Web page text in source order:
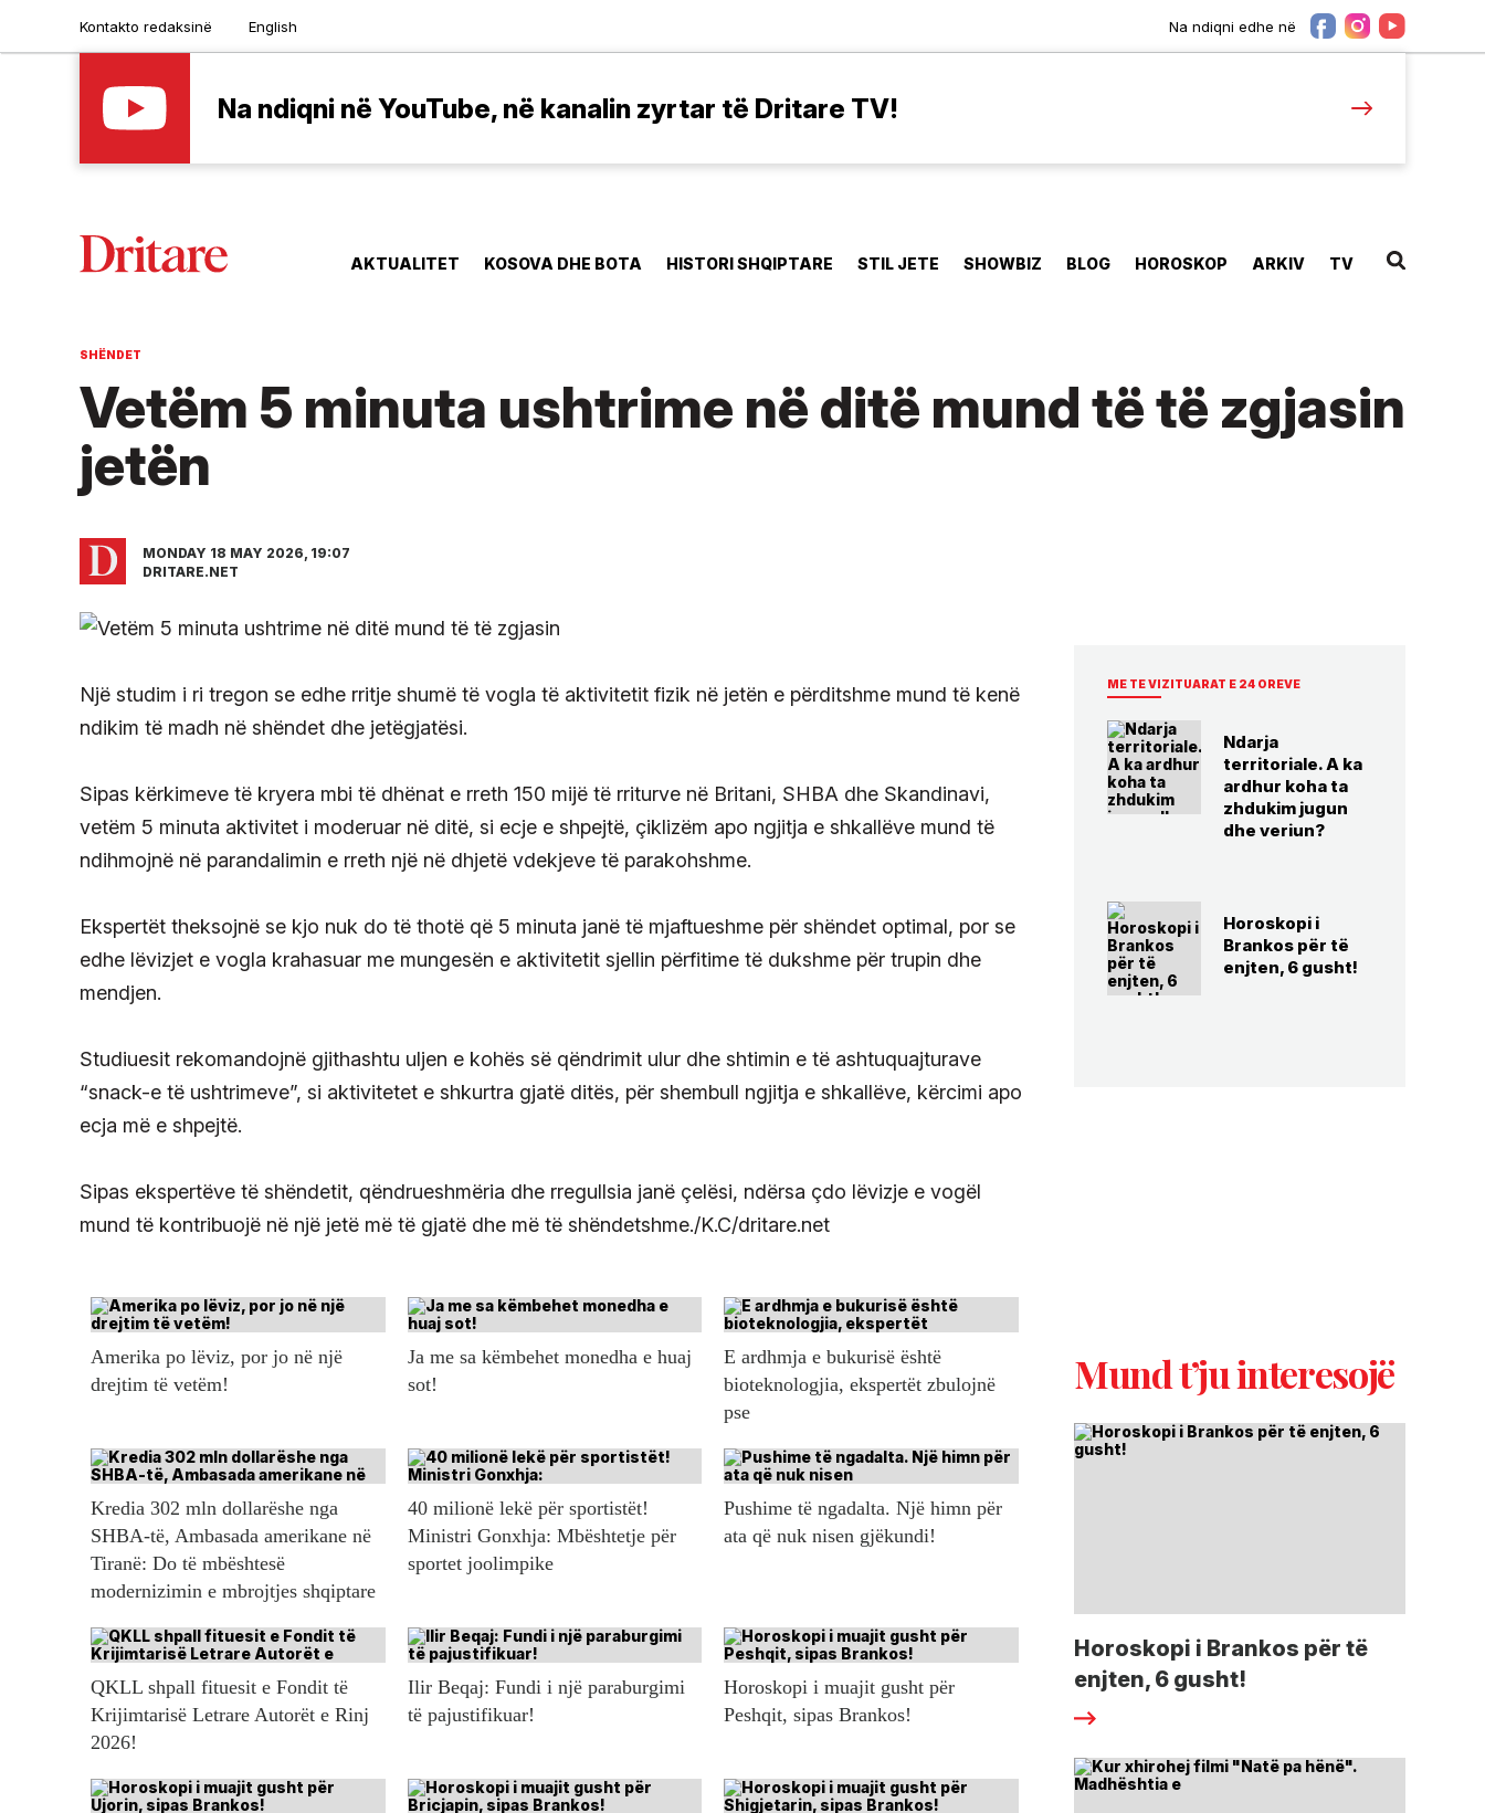
Kontakto redaksinë English Na ndiqni edhe në
Na ndiqni në YouTube, në kanalin zyrtar të Dritare TV!
AKTUALITET KOSOVA DHE BOTA HISTORI SHQIPTARE STIL JETE SHOWBIZ BLOG HOROSKOP ARKIV TV
SHËNDET
Vetëm 5 minuta ushtrime në ditë mund të të zgjasin
jetën
MONDAY 18 MAY 2026, 19:07
DRITARE.NET
Një studim i ri tregon se edhe rritje shumë të vogla të aktivitetit fizik në jetën e përditshme mund të kenë
ndikim të madh në shëndet dhe jetëgjatësi.
Sipas kërkimeve të kryera mbi të dhënat e rreth 150 mijë të rriturve në Britani, SHBA dhe Skandinavi,
vetëm 5 minuta aktivitet i moderuar në ditë, si ecje e shpejtë, çiklizëm apo ngjitja e shkallëve mund të
ndihmojnë në parandalimin e rreth një në dhjetë vdekjeve të parakohshme.
Ekspertët theksojnë se kjo nuk do të thotë që 5 minuta janë të mjaftueshme për shëndet optimal, por se
edhe lëvizjet e vogla krahasuar me mungesën e aktivitetit sjellin përfitime të dukshme për trupin dhe
mendjen.
Studiuesit rekomandojnë gjithashtu uljen e kohës së qëndrimit ulur dhe shtimin e të ashtuquajturave
“snack-e të ushtrimeve”, si aktivitetet e shkurtra gjatë ditës, për shembull ngjitja e shkallëve, kërcimi apo
ecja më e shpejtë.
Sipas ekspertëve të shëndetit, qëndrueshmëria dhe rregullsia janë çelësi, ndërsa çdo lëvizje e vogël
mund të kontribuojë në një jetë më të gjatë dhe më të shëndetshme./K.C/dritare.net
Amerika po lëviz, por jo në një
drejtim të vetëm!
Ja me sa këmbehet monedha e huaj
sot!
E ardhmja e bukurisë është
bioteknologjia, ekspertët zbulojnë
pse
Kredia 302 mln dollarëshe nga
SHBA-të, Ambasada amerikane në
Tiranë: Do të mbështesë
modernizimin e mbrojtjes shqiptare
40 milionë lekë për sportistët!
Ministri Gonxhja: Mbështetje për
sportet joolimpike
Pushime të ngadalta. Një himn për
ata që nuk nisen gjëkundi!
QKLL shpall fituesit e Fondit të
Krijimtarisë Letrare Autorët e Rinj
2026!
Ilir Beqaj: Fundi i një paraburgimi
të pajustifikuar!
Horoskopi i muajit gusht për
Peshqit, sipas Brankos!
ME TE VIZITUARAT E 24 OREVE
Ndarja
territoriale. A ka
ardhur koha ta
zhdukim jugun
dhe veriun?
Horoskopi i
Brankos për të
enjten, 6 gusht!
Mund t’ju interesojë
Horoskopi i Brankos për të
enjten, 6 gusht!